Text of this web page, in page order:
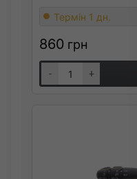
Термін 1 дн.
860 грн
- +